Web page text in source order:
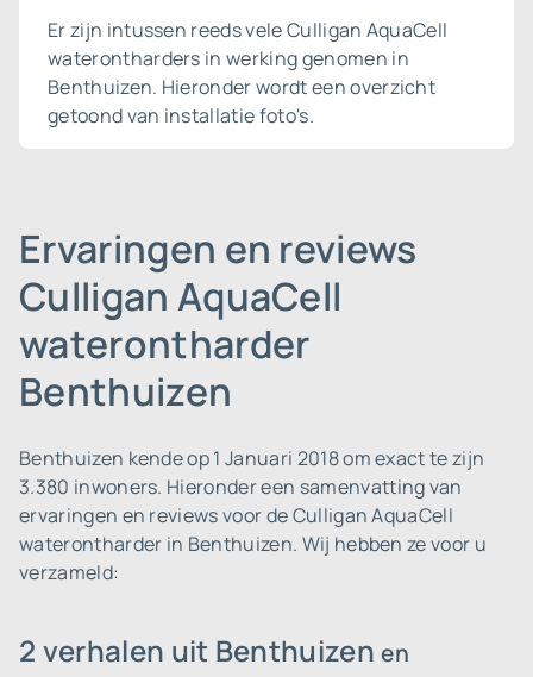
Er zijn intussen reeds vele Culligan AquaCell
waterontharders in werking genomen in
Benthuizen. Hieronder wordt een overzicht
getoond van installatie foto's.
Ervaringen en reviews
Culligan AquaCell
waterontharder
Benthuizen
Benthuizen kende op 1 Januari 2018 om exact te zijn
3.380 inwoners. Hieronder een samenvatting van
ervaringen en reviews voor de Culligan AquaCell
waterontharder in Benthuizen. Wij hebben ze voor u
verzameld:
2 verhalen uit Benthuizenen